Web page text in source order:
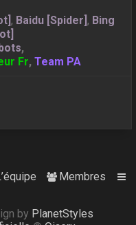
, Baidu [Spider], Bing
,
Fr,Team PA
Membres
by PlanetStyles